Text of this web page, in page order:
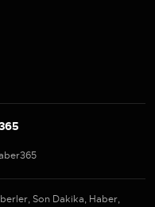
Son Dakika, Haber,